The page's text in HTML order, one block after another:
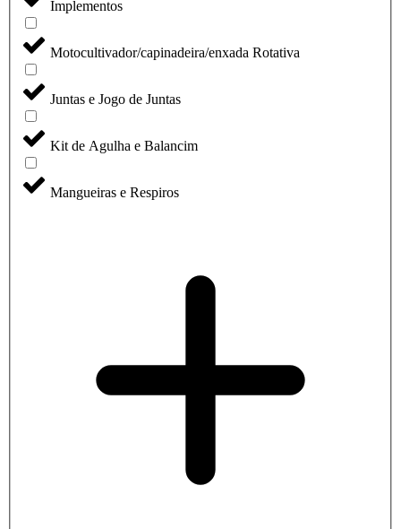
Implementos
Motocultivador/capinadeira/enxada Rotativa
Juntas e Jogo de Juntas
Kit de Agulha e Balancim
Mangueiras e Respiros